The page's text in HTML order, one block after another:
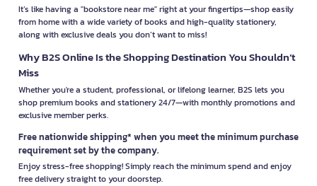
It’s like having a "bookstore near me" right at your fingertips—shop easily
from home with a wide variety of books and high-quality stationery,
along with exclusive deals you don’t want to miss!
Why B2S Online Is the Shopping Destination You Shouldn’t
Miss
Whether you're a student, professional, or lifelong learner, B2S lets you
shop premium books and stationery 24/7—with monthly promotions and
exclusive member perks.
Free nationwide shipping* when you meet the minimum purchase
requirement set by the company.
Enjoy stress-free shopping! Simply reach the minimum spend and enjoy
free delivery straight to your doorstep.